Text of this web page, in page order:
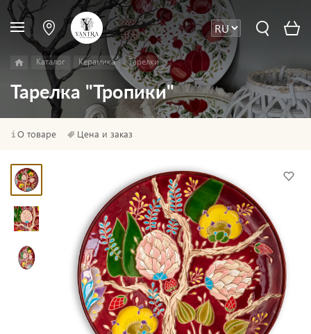
Каталог Керамика Тарелки
Тарелка "Тропики"
О товаре Цена и заказ